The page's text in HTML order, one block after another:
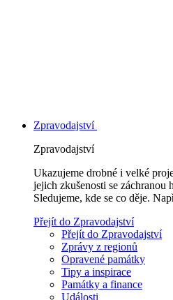
Zpravodajství
Zpravodajství
Ukazujeme drobné i velké
jejich zkušenosti se záchranou
Sledujeme, kde se co děje.
Přejít do Zpravodajství
Přejít do Zpravodajství
Zprávy z regionů
Opravené památky
Tipy a inspirace
Památky a finance
Události